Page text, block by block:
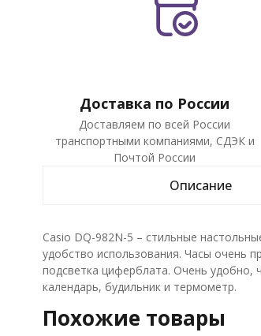
Доставка по России
Доставляем по всей России
транспортными компаниями, СДЭК и
Почтой России
Описание
Casio DQ-982N-5 – стильные
удобство использования. Часы очень
подсветка циферблата. Очень удобно,
календарь, будильник и термометр.
Похожие товары